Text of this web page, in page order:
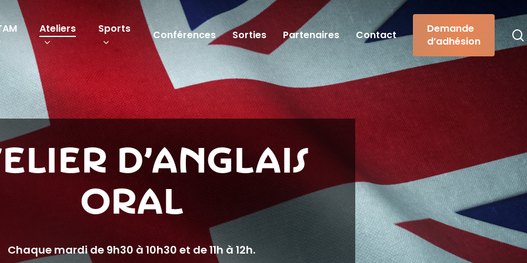
Ateliers Sports Conférences Sorties Partenaires Contact
Demande
d’adhésion
d’Anglais
Oral
Chaque mardi de 9h30 à 10h30 et de 11h à 12h.